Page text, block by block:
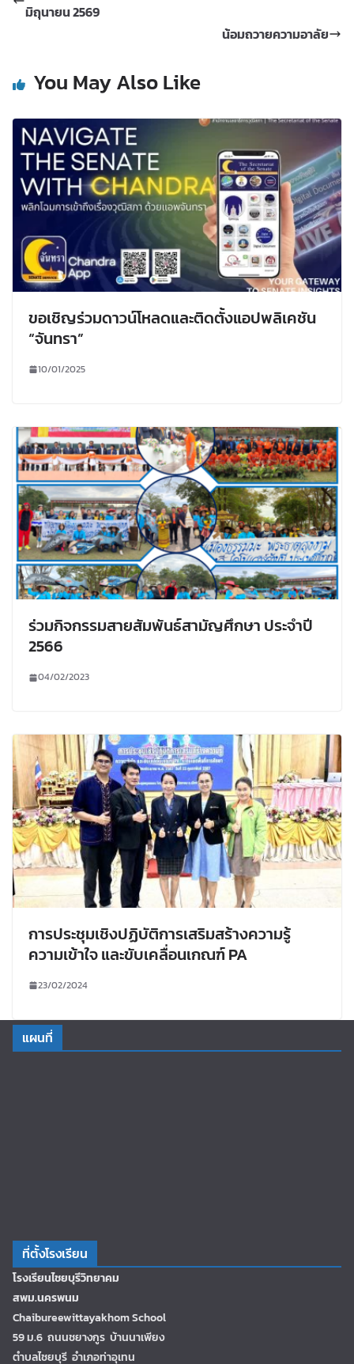
มิถุนายน 2569
น้อมถวายความอาลัย
You May Also Like
ขอเชิญร่วมดาวน์โหลดและติดตั้งแอปพลิเคชัน
“จันทรา”
10/01/2025
ร่วมกิจกรรมสายสัมพันธ์สามัญศึกษา ประจำปี
2566
04/02/2023
การประชุมเชิงปฏิบัติการเสริมสร้างความรู้
ความเข้าใจ และขับเคลื่อนเกณฑ์ PA
23/02/2024
แผนที่
ที่ตั้งโรงเรียน
โรงเรียนไชยบุรีวิทยาคม
สพม.นครพนม
Chaibureewittayakhom School
59 ม.6 ถนนชยางกูร บ้านนาเพียง
ตำบลไชยบุรี อำเภอท่าอุเทน